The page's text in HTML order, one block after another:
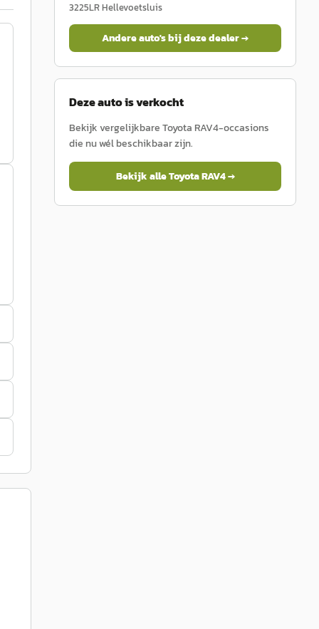
3225LRHellevoetsluis
Andere auto's bij deze dealer →
Deze auto is verkocht
Bekijk vergelijkbareToyota RAV4-occasions
die nu wél beschikbaar zijn.
Bekijk alleToyotaRAV4→